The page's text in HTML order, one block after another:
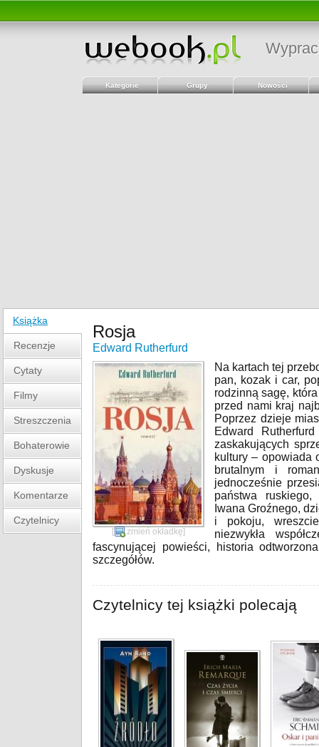
Kategorie Grupy Nowości
Książka
Recenzje
Cytaty
Filmy
Streszczenia
Bohaterowie
Dyskusje
Komentarze
Czytelnicy
Rosja
Edward Rutherfurd
[ zmień okładkę]
Na kartach tej
pan, kozak i car,
rodzinną sagę,
przed nami kraj
Poprzez dzieje
Edward
zaskakujących
kultury – opowiada
brutalnym i
jednocześnie
państwa
Iwana Groźnego,
i pokoju,
niezwykła
fascynującej powieści, historia
szczegółów.
Czytelnicy tej książki polecają